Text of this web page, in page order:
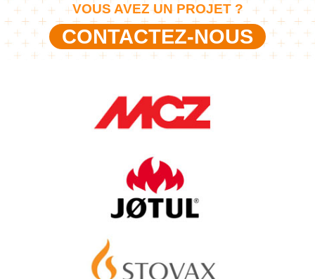
VOUS AVEZ UN PROJET ?
CONTACTEZ-NOUS